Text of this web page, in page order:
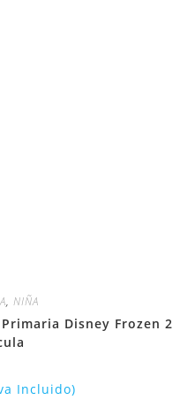
, NIÑA
Disney Frozen 2
Incluido)